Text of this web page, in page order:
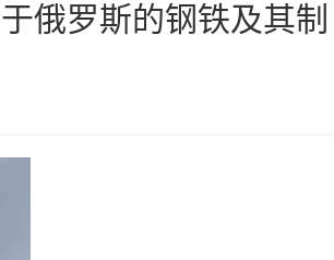
俄罗斯的钢铁及其制